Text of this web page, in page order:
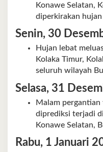
Konawe Selatan,
diperkirakan
Senin, 30
Hujan lebat
Kolaka Timur,
seluruh wilayah
Selasa, 31
Malam
diprediksi terjadi
Konawe Selatan,
Rabu, 1 Januari